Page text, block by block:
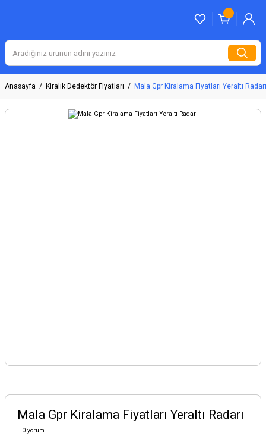
Anasayfa Kiralık Dedektör Fiyatları Mala Gpr Kiralama Fiyatları Yeraltı Radarı
Mala Gpr Kiralama Fiyatları Yeraltı Radarı
0 yorum